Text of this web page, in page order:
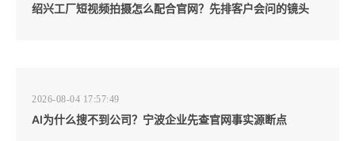
绍兴工厂短视频拍摄怎么配合官网？先排客户会问的镜头
2026-08-04 17:57:49
AI为什么搜不到公司？宁波企业先查官网事实源断点